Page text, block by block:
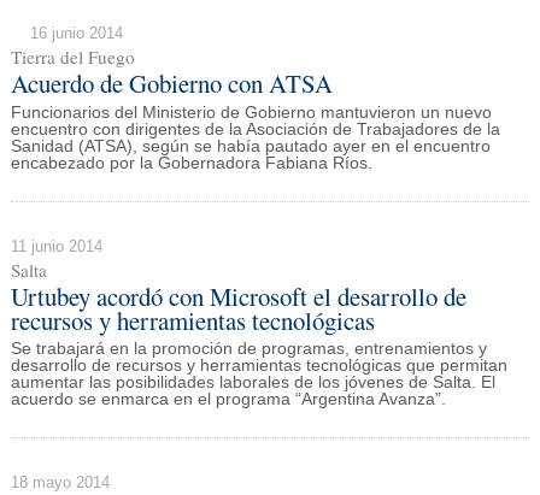
16 junio 2014
Tierra del Fuego
Acuerdo de Gobierno con ATSA
Funcionarios del Ministerio de Gobierno mantuvieron un nuevo
encuentro con dirigentes de la Asociación de Trabajadores de la
Sanidad (ATSA), según se había pautado ayer en el encuentro
encabezado por la Gobernadora Fabiana Ríos.
11 junio 2014
Salta
Urtubey acordó con Microsoft el desarrollo de
recursos y herramientas tecnológicas
Se trabajará en la promoción de programas, entrenamientos y
desarrollo de recursos y herramientas tecnológicas que permitan
aumentar las posibilidades laborales de los jóvenes de Salta. El
acuerdo se enmarca en el programa “Argentina Avanza”.
18 mayo 2014